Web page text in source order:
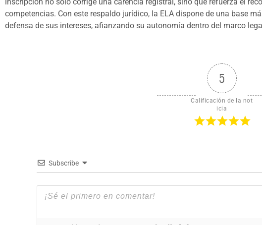
competencias. Con este respaldo jurídico, la ELA dispone de una base
defensa de sus intereses, afianzando su autonomía dentro del marco
5
Calificación de la not
icia
Subscribe